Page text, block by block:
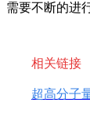
需要不断的进
相关链接
超高分子